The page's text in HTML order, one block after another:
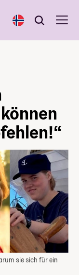
Norsk Search
Search
sie sich für ein